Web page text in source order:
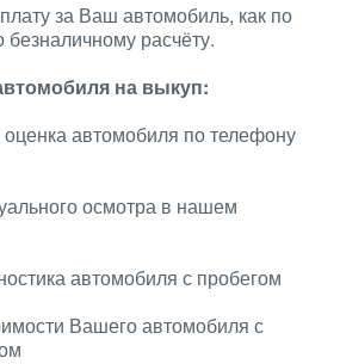
за Ваш автомобиль, как по
безналичному расчёту.
на выкуп:
автомобиля по телефону
осмотра в нашем
автомобиля с пробегом
Вашего автомобиля с